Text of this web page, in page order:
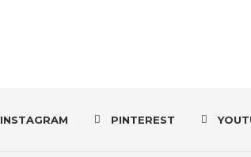
INSTAGRAM PINTEREST